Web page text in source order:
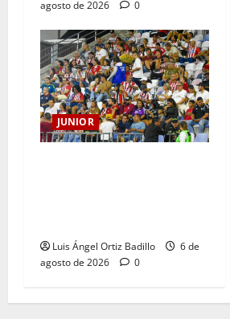
agosto de 2026
0
JUNIOR
Luis Ángel Ortiz Badillo
6 de
agosto de 2026
0